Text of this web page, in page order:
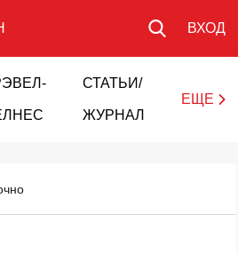
ВХОД
СТАТЬИ/
ЖУРНАЛ
ЕЩЕ